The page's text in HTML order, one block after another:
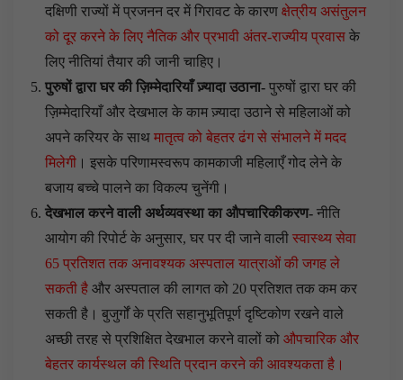
दक्षिणी राज्यों में प्रजनन दर में गिरावट के कारण क्षेत्रीय असंतुलन
को दूर करने के लिए नैतिक और प्रभावी अंतर-राज्यीय प्रवास के
लिए नीतियां तैयार की जानी चाहिए।
पुरुषों द्वारा घर की ज़िम्मेदारियाँ ज़्यादा उठाना- पुरुषों द्वारा घर की
ज़िम्मेदारियाँ और देखभाल के काम ज़्यादा उठाने से महिलाओं को
अपने करियर के साथ मातृत्व को बेहतर ढंग से संभालने में मदद
मिलेगी । इसके परिणामस्वरूप कामकाजी महिलाएँ गोद लेने के
बजाय बच्चे पालने का विकल्प चुनेंगी।
देखभाल करने वाली अर्थव्यवस्था का औपचारिकीकरण- नीति
आयोग की रिपोर्ट के अनुसार, घर पर दी जाने वाली स्वास्थ्य सेवा
65 प्रतिशत तक अनावश्यक अस्पताल यात्राओं की जगह ले
सकती है और अस्पताल की लागत को 20 प्रतिशत तक कम कर
सकती है। बुजुर्गों के प्रति सहानुभूतिपूर्ण दृष्टिकोण रखने वाले
अच्छी तरह से प्रशिक्षित देखभाल करने वालों को औपचारिक और
बेहतर कार्यस्थल की स्थिति प्रदान करने की आवश्यकता है।